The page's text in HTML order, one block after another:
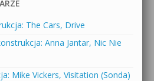
The Cars, Drive
Anna Jantar, Nic Nie
Mike Vickers, Visitation (Sonda)